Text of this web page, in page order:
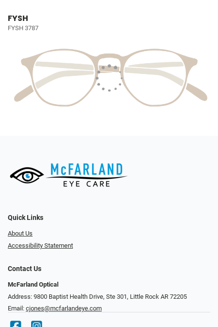
FYSH
FYSH 3787
Quick Links
About Us
Accessibility Statement
Contact Us
McFarland Optical
Address: 9800 Baptist Health Drive, Ste 301, Little Rock AR 72205
Email: cjones@mcfarlandeye.com